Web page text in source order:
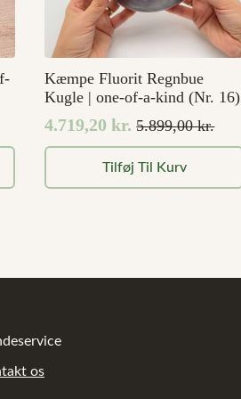
Kæmpe Fluorit Regnbue
Kugle | one-of-a-kind (Nr. 16)
5.899,00kr.
Den
oprindelige
4.719,20kr.
Den
aktuelle
Tilføj Til Kurv
os